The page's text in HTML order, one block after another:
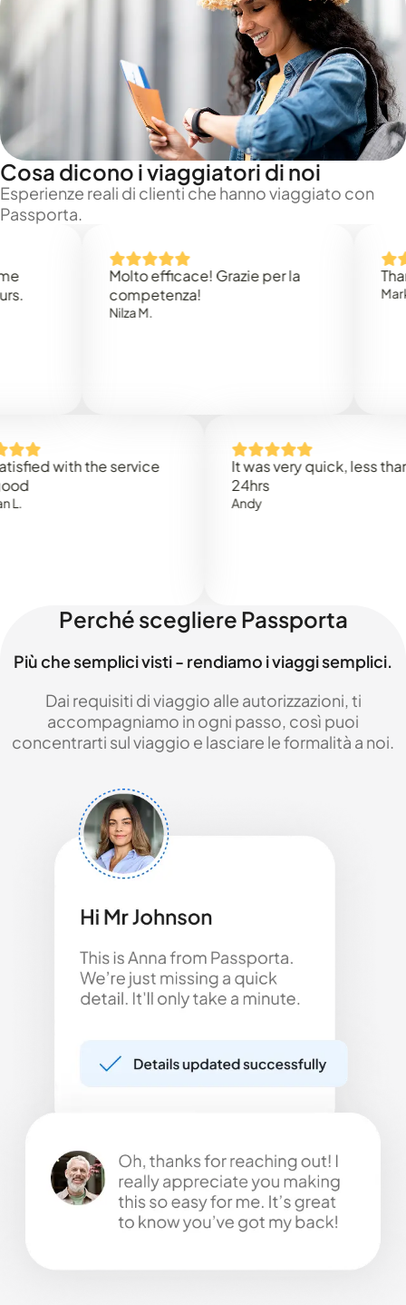
Cosa dicono i viaggiatori di noi
Esperienze reali di clienti che hanno viaggiato con
Passporta.
Molto efficace! Grazie per la
competenza!
Thank
Mark N.
with the service
It was very quick, less than
Perché scegliere Passporta
Più che semplici visti - rendiamo i viaggi semplici.
Dai requisiti di viaggio alle autorizzazioni, ti
accompagniamo in ogni passo, così puoi
concentrarti sul viaggio e lasciare le formalità a noi.